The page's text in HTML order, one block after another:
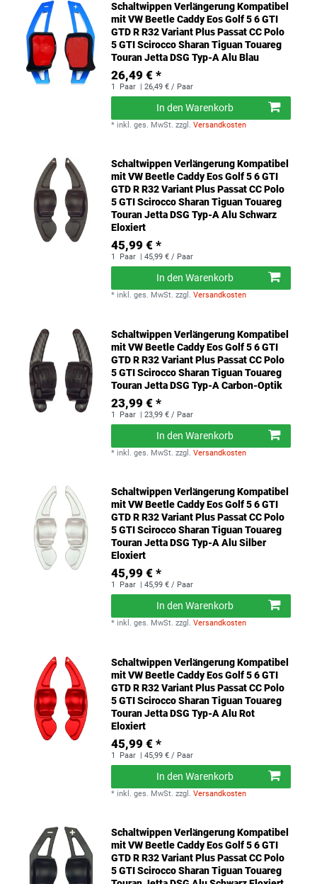
Schaltwippen Verlängerung Kompatibel
mit VW Beetle Caddy Eos Golf 5 6 GTI
GTD R R32 Variant Plus Passat CC Polo
5 GTI Scirocco Sharan Tiguan Touareg
Touran Jetta DSG Typ-A Alu Blau
26,49 € *
1 Paar | 26,49 € / Paar
In den Warenkorb
* inkl. ges. MwSt. zzgl.Versandkosten
Schaltwippen Verlängerung Kompatibel
mit VW Beetle Caddy Eos Golf 5 6 GTI
GTD R R32 Variant Plus Passat CC Polo
5 GTI Scirocco Sharan Tiguan Touareg
Touran Jetta DSG Typ-A Alu Schwarz
Eloxiert
45,99 € *
1 Paar | 45,99 € / Paar
In den Warenkorb
* inkl. ges. MwSt. zzgl.Versandkosten
Schaltwippen Verlängerung Kompatibel
mit VW Beetle Caddy Eos Golf 5 6 GTI
GTD R R32 Variant Plus Passat CC Polo
5 GTI Scirocco Sharan Tiguan Touareg
Touran Jetta DSG Typ-A Carbon-Optik
23,99 € *
1 Paar | 23,99 € / Paar
In den Warenkorb
* inkl. ges. MwSt. zzgl.Versandkosten
Schaltwippen Verlängerung Kompatibel
mit VW Beetle Caddy Eos Golf 5 6 GTI
GTD R R32 Variant Plus Passat CC Polo
5 GTI Scirocco Sharan Tiguan Touareg
Touran Jetta DSG Typ-A Alu Silber
Eloxiert
45,99 € *
1 Paar | 45,99 € / Paar
In den Warenkorb
* inkl. ges. MwSt. zzgl.Versandkosten
Schaltwippen Verlängerung Kompatibel
mit VW Beetle Caddy Eos Golf 5 6 GTI
GTD R R32 Variant Plus Passat CC Polo
5 GTI Scirocco Sharan Tiguan Touareg
Touran Jetta DSG Typ-A Alu Rot
Eloxiert
45,99 € *
1 Paar | 45,99 € / Paar
In den Warenkorb
* inkl. ges. MwSt. zzgl.Versandkosten
Schaltwippen Verlängerung Kompatibel
mit VW Beetle Caddy Eos Golf 5 6 GTI
GTD R R32 Variant Plus Passat CC Polo
5 GTI Scirocco Sharan Tiguan Touareg